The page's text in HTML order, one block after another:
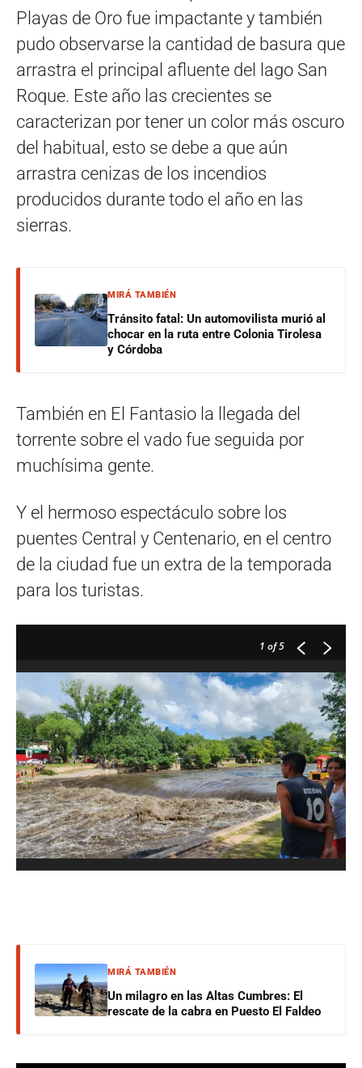
Playas de Oro fue impactante y también
pudo observarse la cantidad de basura que
arrastra el principal afluente del lago San
Roque. Este año las crecientes se
caracterizan por tener un color más oscuro
del habitual, esto se debe a que aún
arrastra cenizas de los incendios
producidos durante todo el año en las
sierras.
MIRÁ TAMBIÉN
Tránsito fatal: Un automovilista murió al
chocar en la ruta entre Colonia Tirolesa
y Córdoba
También en El Fantasio la llegada del
torrente sobre el vado fue seguida por
muchísima gente.
Y el hermoso espectáculo sobre los
puentes Central y Centenario, en el centro
de la ciudad fue un extra de la temporada
para los turistas.
1 of 5
MIRÁ TAMBIÉN
Un milagro en las Altas Cumbres: El
rescate de la cabra en Puesto El Faldeo